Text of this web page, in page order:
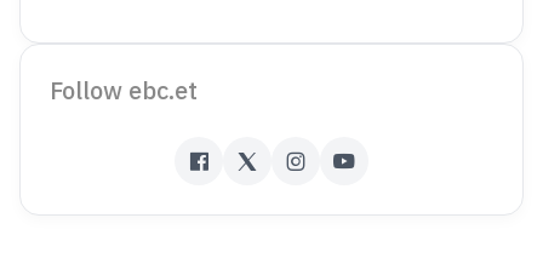
Follow ebc.et